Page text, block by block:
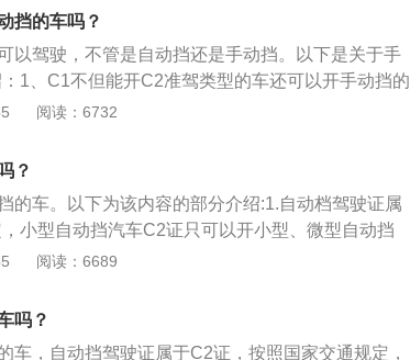
律责任。扩展资料：自动挡汽车通常采用液力传动
式离合器，因此没有离合器板，当发动机转速低
足以推动汽车前进，当操纵手柄放入前进档，松开
转速的提高，传递的扭矩增大，推动汽车前进。
挡的车吗？
以驾驶，不管是自动挡还是手动挡。以下是关于手
1、C1不但能开C2准驾类型的车还可以开手动挡的
。2、C1是指准驾小型、微型载客汽车和轻型、微
范围包括C2、C3和C4。
阅读：6732
？
的车。以下为该内容的部分介绍:1.自动档驾驶证属
小型自动挡汽车C2证只可以开小型、微型自动挡
挡载货汽车。2.持C2驾驶证驾驶手动档的车，等同
通常采用液力传动装置来取代手动档汽车的机械式
当发动机转速低时，液体传递的扭矩有限，不足以
阅读：6689
吗？
车，自动挡驾驶证属于C2证，按照国家交通规定，